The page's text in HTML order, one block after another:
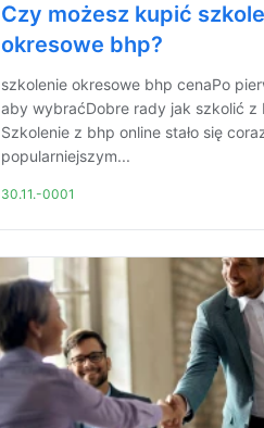
Czy możesz kupić
okresowe bhp?
szkolenie okresowe bhp cenaPo
aby wybraćDobre rady jak szkolić z
Szkolenie z bhp online stało się
popularniejszym...
30.11.-0001